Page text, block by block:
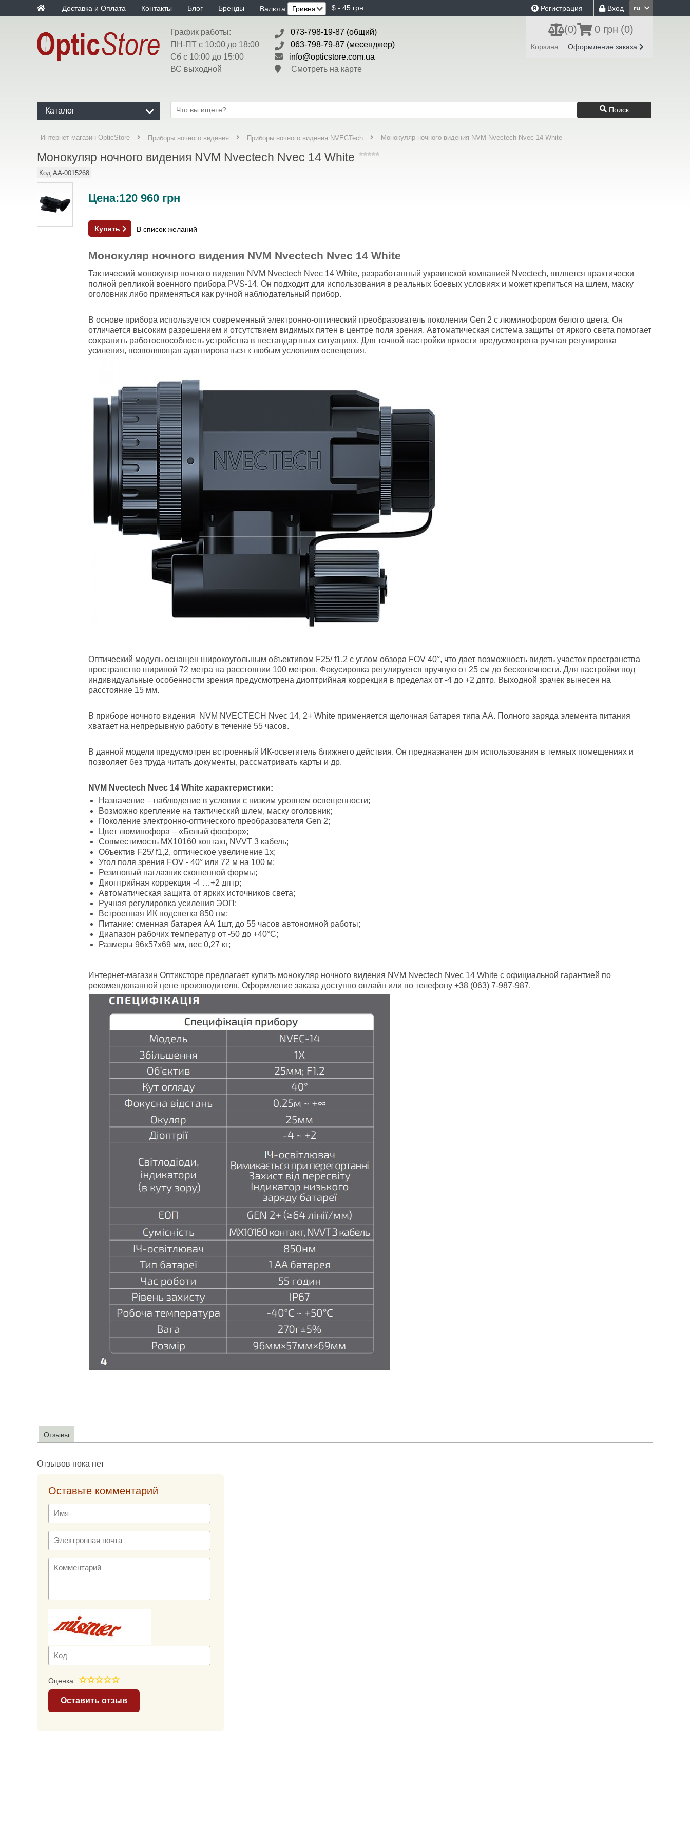
Доставка и Оплата Контакты Блог Бренды Валюта: $ - 45 грн ru
Вход
Регистрация
График работы:
ПН-ПТ с 10:00 до 18:00
Сб с 10:00 до 15:00
ВС выходной
073-798-19-87 (общий)
063-798-79-87 (месенджер)
info@opticstore.com.ua
Смотреть на карте
(0) 0 грн (0)
Корзина Оформление заказа
Каталог Поиск
Интернет магазин OpticStore Приборы ночного видения Приборы ночного видения NVECTech Монокуляр ночного видения NVM Nvectech Nvec 14 White
Монокуляр ночного видения NVM Nvectech Nvec 14 White
Код AA-0015268
Цена:120 960 грн
Купить В список желаний
Монокуляр ночного видения NVM Nvectech Nvec 14 White
Тактический монокуляр ночного видения NVM Nvectech Nvec 14 White, разработанный украинской компанией Nvectech, является практически
полной репликой военного прибора PVS-14. Он подходит для использования в реальных боевых условиях и может крепиться на шлем, маску
оголовник либо применяться как ручной наблюдательный прибор.
В основе прибора используется современный электронно-оптический преобразователь поколения Gen 2 с люминофором белого цвета. Он
отличается высоким разрешением и отсутствием видимых пятен в центре поля зрения. Автоматическая система защиты от яркого света помогает
сохранить работоспособность устройства в нестандартных ситуациях. Для точной настройки яркости предусмотрена ручная регулировка
усиления, позволяющая адаптироваться к любым условиям освещения.
Оптический модуль оснащен широкоугольным объективом F25/ f1,2 с углом обзора FOV 40°, что дает возможность видеть участок пространства
пространство шириной 72 метра на расстоянии 100 метров. Фокусировка регулируется вручную от 25 см до бесконечности. Для настройки под
индивидуальные особенности зрения предусмотрена диоптрийная коррекция в пределах от -4 до +2 дптр. Выходной зрачек вынесен на
расстояние 15 мм.
В приборе ночного видения NVM NVECTECH Nvec 14, 2+ White применяется щелочная батарея типа АА. Полного заряда элемента питания
хватает на непрерывную работу в течение 55 часов.
В данной модели предусмотрен встроенный ИК-осветитель ближнего действия. Он предназначен для использования в темных помещениях и
позволяет без труда читать документы, рассматривать карты и др.
NVM Nvectech Nvec 14 White характеристики:
Назначение – наблюдение в условии с низким уровнем освещенности;
Возможно крепление на тактический шлем, маску оголовник;
Поколение электронно-оптического преобразователя Gen 2;
Цвет люминофора – «Белый фосфор»;
Совместимость MX10160 контакт, NVVT 3 кабель;
Объектив F25/ f1,2, оптическое увеличение 1х;
Угол поля зрения FOV - 40° или 72 м на 100 м;
Резиновый наглазник скошенной формы;
Диоптрийная коррекция -4 …+2 дптр;
Автоматическая защита от ярких источников света;
Ручная регулировка усиления ЭОП;
Встроенная ИК подсветка 850 нм;
Питание: сменная батарея АА 1шт, до 55 часов автономной работы;
Диапазон рабочих температур от -50 до +40°C;
Размеры 96х57х69 мм, вес 0,27 кг;
Интернет-магазин Оптиксторе предлагает купить монокуляр ночного видения NVM Nvectech Nvec 14 White с официальной гарантией по
рекомендованной цене производителя. Оформление заказа доступно онлайн или по телефону +38 (063) 7-987-987.
Отзывы
Отзывов пока нет
Оставьте комментарий
Оценка:
Оставить отзыв